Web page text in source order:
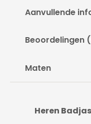
Aanvullende
Beoordelingen
Maten
Heren